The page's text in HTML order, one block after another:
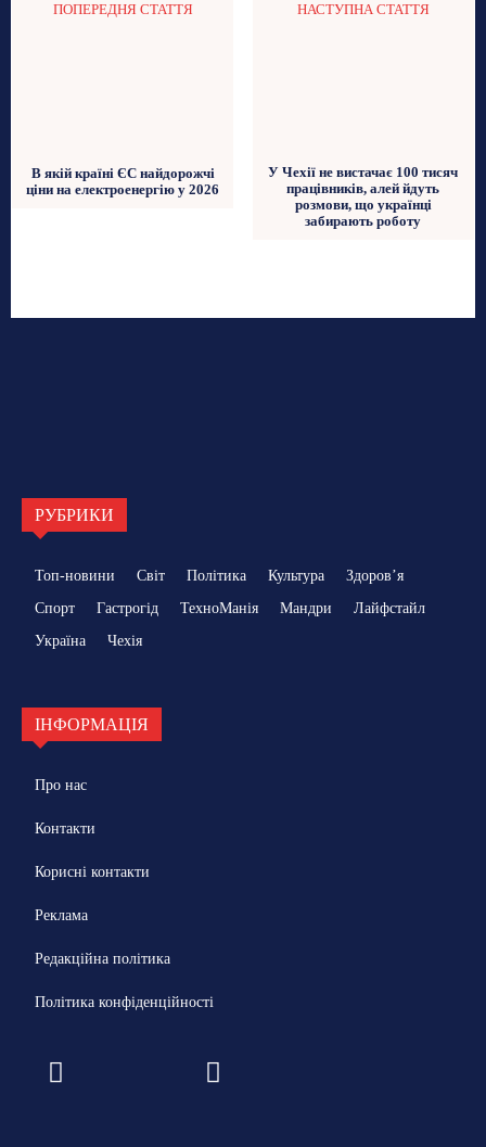
ПОПЕРЕДНЯ СТАТТЯ
В якій країні ЄС найдорожчі
ціни на електроенергію у 2026
НАСТУПНА СТАТТЯ
У Чехії не вистачає 100 тисяч
працівників, алей йдуть
розмови, що українці
забирають роботу
РУБРИКИ
Топ-новини Світ Політика Культура
Здоровʼя
Спорт
Гастрогід ТехноМанія Мандри
Лайфстайл
Україна
Чехія
ІНФОРМАЦІЯ
Про нас
Контакти
Корисні контакти
Реклама
Редакційна політика
Політика конфіденційності